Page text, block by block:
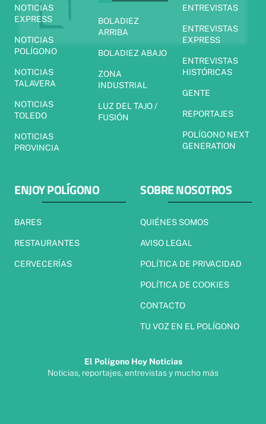
NOTICIAS
EXPRESS
NOTICIAS
POLÍGONO
NOTICIAS
TALAVERA
NOTICIAS
TOLEDO
NOTICIAS
PROVINCIA
BOLADIEZ
ARRIBA
BOLADIEZ ABAJO
ZONA
INDUSTRIAL
LUZ DEL TAJO /
FUSIÓN
ENTREVISTAS
ENTREVISTAS
EXPRESS
ENTREVISTAS
HISTÓRICAS
GENTE
REPORTAJES
POLÍGONO NEXT
GENERATION
ENJOY POLÍGONO
BARES
RESTAURANTES
CERVECERÍAS
SOBRE NOSOTROS
QUIÉNES SOMOS
AVISO LEGAL
POLÍTICA DE PRIVACIDAD
POLÍTICA DE COOKIES
CONTACTO
TU VOZ EN EL POLÍGONO
El Polígono Hoy Noticias
Noticias, reportajes, entrevistas y mucho más